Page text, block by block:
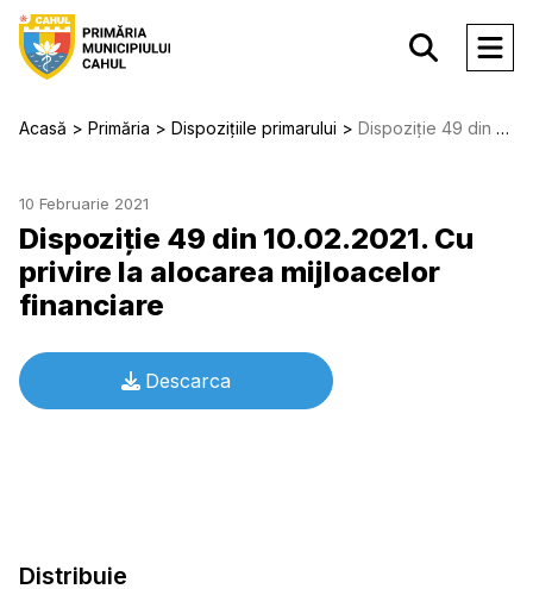
Acasă Primăria Dispozițiile primarului Dispoziție 49 din 10.02.2021. Cu privire la alocarea mijloacelor financiare
10 Februarie 2021
Dispoziție 49 din 10.02.2021. Cu
privire la alocarea mijloacelor
financiare
Descarca
Distribuie